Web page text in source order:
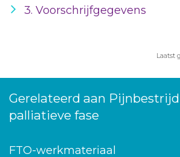
3. Voorschrijfgegevens
Laatst
Gerelateerd aan
palliatieve fase
FTO-werkmateriaal